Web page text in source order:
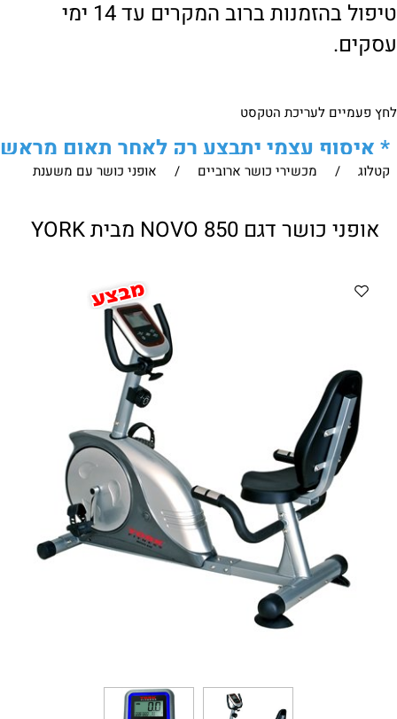
טיפול בהזמנות ברוב המקרים עד 14 ימי
עסקים.
לחץ פעמיים לעריכת הטקסט
* איסוף עצמי יתבצע רק לאחר תאום מראש
של הלקוח מול נציגנו
ווטצאפ(הודעות בלבד ):
052-8059900
מענה טלפוני:
,
04-8411010
באתר
דוא"ל:
citysport1@013.net
citysport2@013.net
קטלוג / מכשירי כושר ארוביים / אופני כושר עם משענת
אופני כושר דגם 850 NOVO מבית YORK